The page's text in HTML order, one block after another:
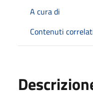
A cura di
Contenuti